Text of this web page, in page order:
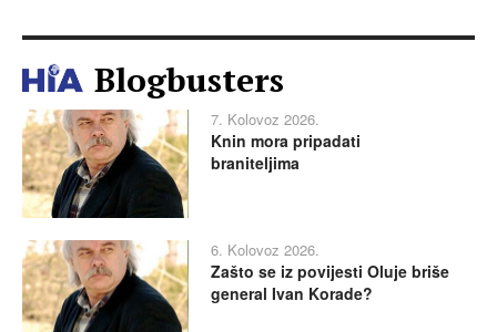
Blogbusters
7. Kolovoz 2026.
Knin mora pripadati
braniteljima
6. Kolovoz 2026.
Zašto se iz povijesti Oluje briše
general Ivan Korade?